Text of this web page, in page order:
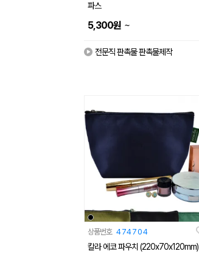
파스
5,300원 ~
전문직 판촉물 판촉물제작
상품번호 474704
칼라 에코 파우치 (220x70x120mm)